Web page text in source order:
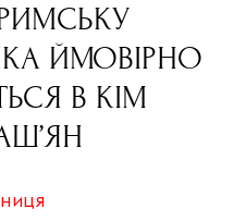
ПЛАТФОРМА
ЙМОВІРНО
В КІМ